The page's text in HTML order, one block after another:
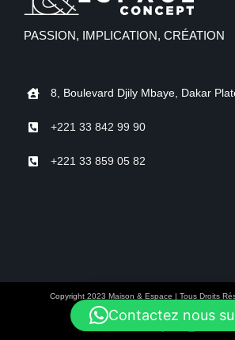
PASSION, IMPLICATION, CRÉATION
8, Boulevard Djily Mbaye, Dakar
+221 33 842 99 90
+221 33 859 05 82
Copyright 2023 Maison & Espace | Tous Droits
Facebook
Contactez nous